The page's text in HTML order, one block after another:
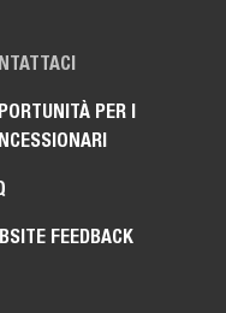
PER I
FEEDBACK